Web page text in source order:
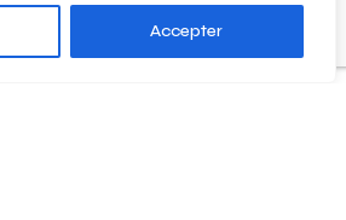
Accepter